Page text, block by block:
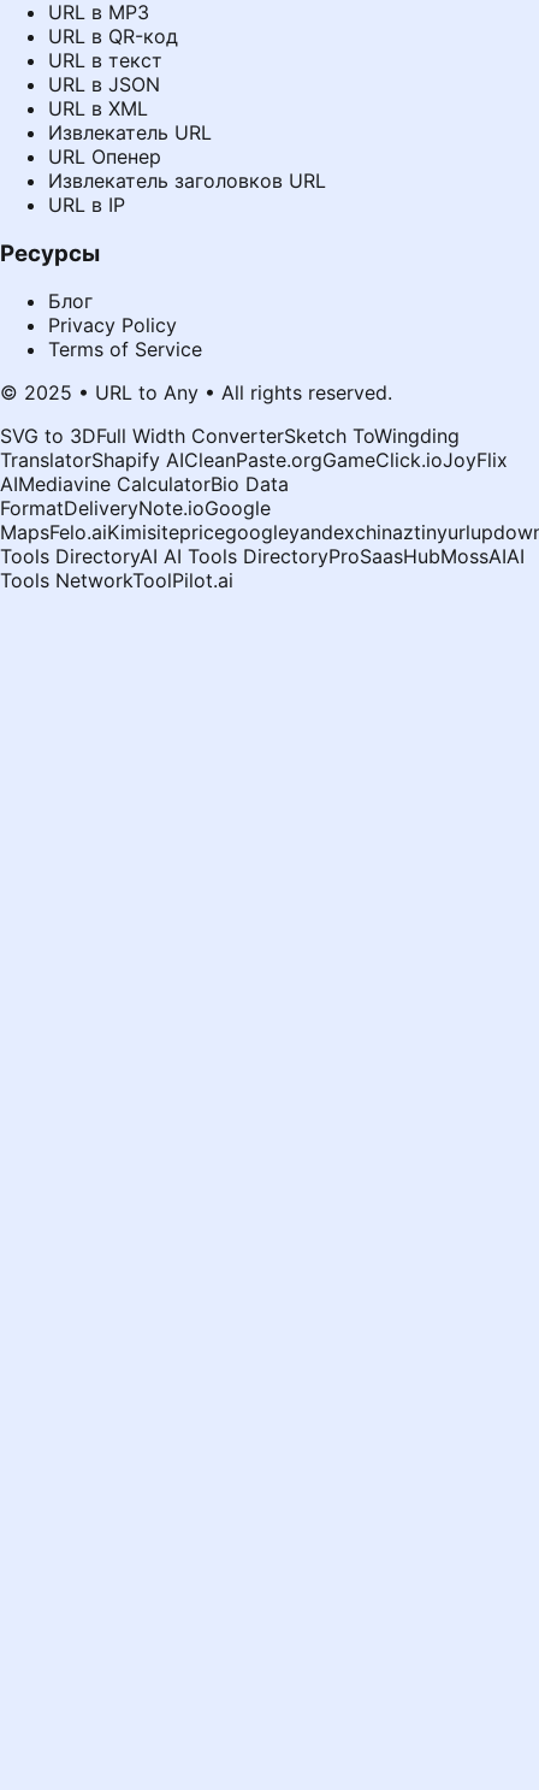
URL в MP3
URL в QR-код
URL в текст
URL в JSON
URL в XML
Извлекатель URL
URL Опенер
Извлекатель заголовков URL
URL в IP
Ресурсы
Блог
Privacy Policy
Terms of Service
© 2025 • URL to Any • All rights reserved.
SVG to 3DFull Width ConverterSketch ToWingding
TranslatorShapify AICleanPaste.orgGameClick.ioJoyFlix
AIMediavine CalculatorBio Data
FormatDeliveryNote.ioGoogle
MapsFelo.aiKimisitepricegoogleyandexchinaztinyurl
Tools DirectoryAI AI Tools DirectoryProSaasHubMossAIAI
Tools NetworkToolPilot.ai